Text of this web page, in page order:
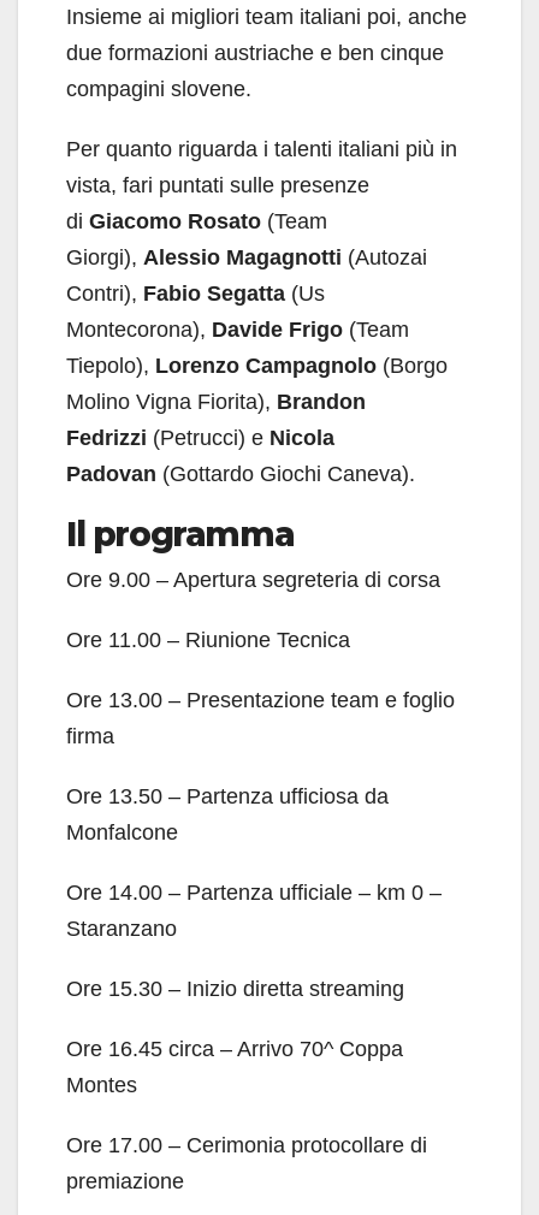
Insieme ai migliori team italiani poi, anche
due formazioni austriache e ben cinque
compagini slovene.
Per quanto riguarda i talenti italiani più in
vista, fari puntati sulle presenze
di Giacomo Rosato (Team
Giorgi), Alessio Magagnotti (Autozai
Contri), Fabio Segatta (Us
Montecorona), Davide Frigo (Team
Tiepolo), Lorenzo Campagnolo (Borgo
Molino Vigna Fiorita), Brandon
Fedrizzi (Petrucci) e Nicola
Padovan (Gottardo Giochi Caneva).
Il programma
Ore 9.00 – Apertura segreteria di corsa
Ore 11.00 – Riunione Tecnica
Ore 13.00 – Presentazione team e foglio
firma
Ore 13.50 – Partenza ufficiosa da
Monfalcone
Ore 14.00 – Partenza ufficiale – km 0 –
Staranzano
Ore 15.30 – Inizio diretta streaming
Ore 16.45 circa – Arrivo 70^ Coppa
Montes
Ore 17.00 – Cerimonia protocollare di
premiazione